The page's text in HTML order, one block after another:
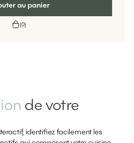
au panier
(0)
de votre
identifiez facilement les